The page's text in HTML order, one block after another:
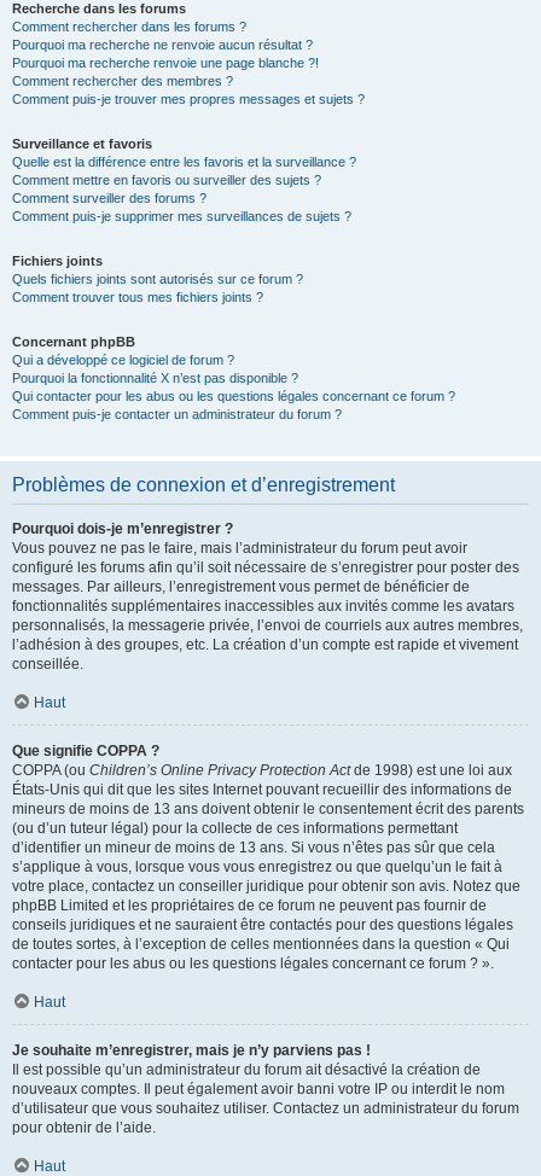
Recherche dans les forums
Comment rechercher dans les forums ?
Pourquoi ma recherche ne renvoie aucun résultat ?
Pourquoi ma recherche renvoie une page blanche ?!
Comment rechercher des membres ?
Comment puis-je trouver mes propres messages et sujets ?
Surveillance et favoris
Quelle est la différence entre les favoris et la surveillance ?
Comment mettre en favoris ou surveiller des sujets ?
Comment surveiller des forums ?
Comment puis-je supprimer mes surveillances de sujets ?
Fichiers joints
Quels fichiers joints sont autorisés sur ce forum ?
Comment trouver tous mes fichiers joints ?
Concernant phpBB
Qui a développé ce logiciel de forum ?
Pourquoi la fonctionnalité X n’est pas disponible ?
Qui contacter pour les abus ou les questions légales concernant ce forum ?
Comment puis-je contacter un administrateur du forum ?
Problèmes de connexion et d’enregistrement
Pourquoi dois-je m’enregistrer ?
Vous pouvez ne pas le faire, mais l’administrateur du forum peut avoir
configuré les forums afin qu’il soit nécessaire de s’enregistrer pour poster des
messages. Par ailleurs, l’enregistrement vous permet de bénéficier de
fonctionnalités supplémentaires inaccessibles aux invités comme les avatars
personnalisés, la messagerie privée, l’envoi de courriels aux autres membres,
l’adhésion à des groupes, etc. La création d’un compte est rapide et vivement
conseillée.
Haut
Que signifie COPPA ?
COPPA (ou Children’s Online Privacy Protection Actde 1998) est une loi aux
États-Unis qui dit que les sites Internet pouvant recueillir des informations de
mineurs de moins de 13 ans doivent obtenir le consentement écrit des parents
(ou d’un tuteur légal) pour la collecte de ces informations permettant
d’identifier un mineur de moins de 13 ans. Si vous n’êtes pas sûr que cela
s’applique à vous, lorsque vous vous enregistrez ou que quelqu’un le fait à
votre place, contactez un conseiller juridique pour obtenir son avis. Notez que
phpBB Limited et les propriétaires de ce forum ne peuvent pas fournir de
conseils juridiques et ne sauraient être contactés pour des questions légales
de toutes sortes, à l’exception de celles mentionnées dans la question « Qui
contacter pour les abus ou les questions légales concernant ce forum ? ».
Haut
Je souhaite m’enregistrer, mais je n’y parviens pas !
Il est possible qu’un administrateur du forum ait désactivé la création de
nouveaux comptes. Il peut également avoir banni votre IP ou interdit le nom
d’utilisateur que vous souhaitez utiliser. Contactez un administrateur du forum
pour obtenir de l’aide.
Haut